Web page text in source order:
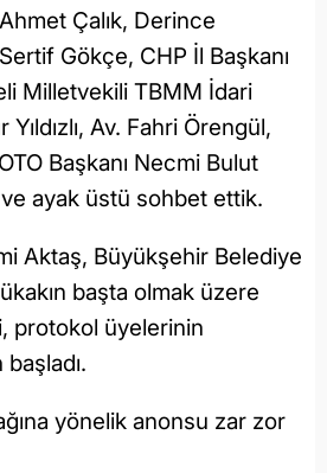
Çalık, Derince
Gökçe, CHP İl Başkanı
Milletvekili TBMM İdari
Av. Fahri Örengül,
Başkanı Necmi Bulut
ve ayak üstü sohbet ettik.
Aktaş, Büyükşehir Belediye
başta olmak üzere
protokol üyelerinin
yönelik anonsu zar zor